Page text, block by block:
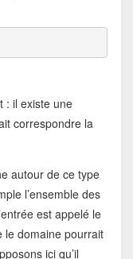
: il existe une
correspondre la
autour de ce type
l’ensemble des
est appelé le
le domaine pourrait
ici qu’il